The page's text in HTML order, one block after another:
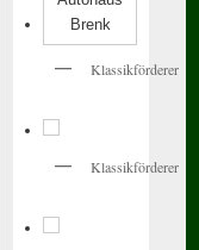
Klassikförderer
Klassikförderer